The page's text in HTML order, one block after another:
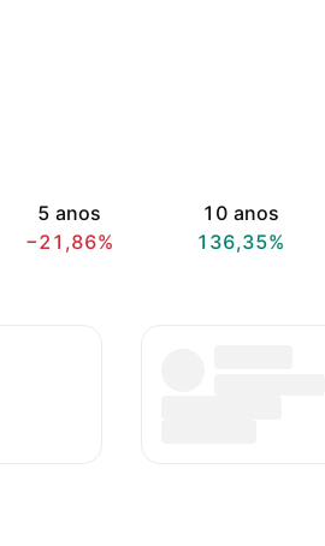
5 anos
−21,86%
10 anos
136,35%